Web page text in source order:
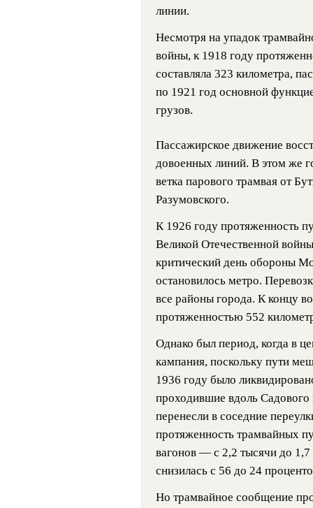
линии.
Несмотря на упадок
войны, к 1918 году
составляла 323 километра,
по 1921 год основной
грузов.
Пассажирское движение
довоенных линий. В этом же
ветка парового трамвая от
Разумовского.
К 1926 году протяженность
Великой Отечественной
критический день обороны
остановилось метро.
все районы города. К концу
протяженностью 552
Однако был период, когда в
кампания, поскольку пути
1936 году было
проходившие вдоль
перенесли в соседние
протяженность трамвайных
вагонов — с 2,2 тысячи до
снизилась с 56 до 24